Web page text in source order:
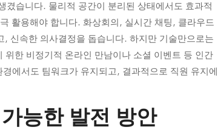
습니다. 물리적 공간이 분리된 상태에서도 효과적
활용해야 합니다. 화상회의, 실시간 채팅, 클라우드
신속한 의사결정을 돕습니다. 하지만 기술만으로는
한 비정기적 온라인 만남이나 소셜 이벤트 등 인간
에서도 팀워크가 유지되고, 결과적으로 직원 유지에
능한 발전 방안